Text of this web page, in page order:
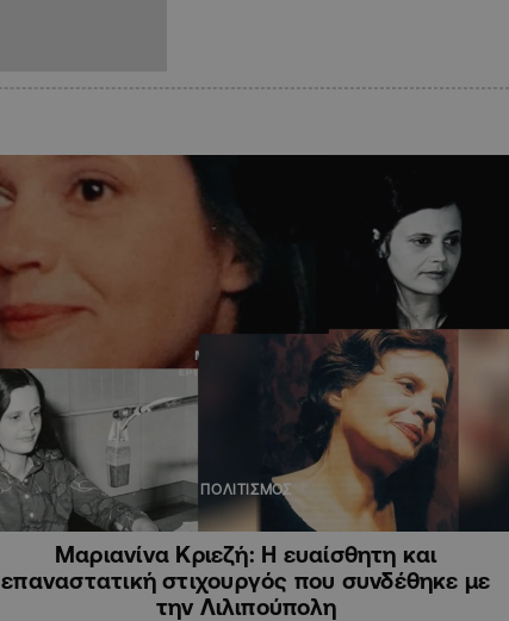
ΠΟΛΙΤΙΣΜΟΣ
Μαριανίνα Κριεζή: Η ευαίσθητη και
επαναστατική στιχουργός που συνδέθηκε με
την Λιλιπούπολη